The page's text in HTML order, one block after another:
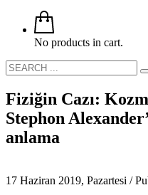
No products in cart.
Fiziğin Cazı:
Stephon
anlama
17 Haziran 2019, Pazartesi /